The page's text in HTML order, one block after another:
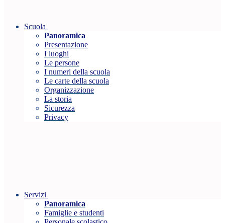
Scuola
Panoramica
Presentazione
I luoghi
Le persone
I numeri della scuola
Le carte della scuola
Organizzazione
La storia
Sicurezza
Privacy
Servizi
Panoramica
Famiglie e studenti